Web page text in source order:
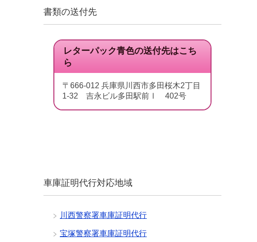
書類の送付先
レターパック青色の送付先はこち
ら
〒666-012 兵庫県川西市多田桜木2丁目
1-32 吉永ビル多田駅前Ⅰ 402号
車庫証明代行対応地域
川西警察署車庫証明代行
宝塚警察署車庫証明代行